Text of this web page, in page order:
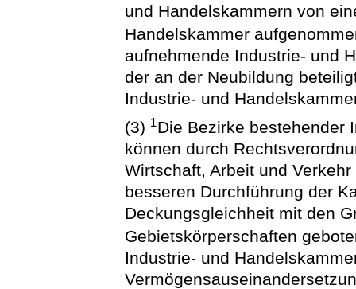
und Handelskammern von
Handelskammer
aufnehmende Industrie- und
der an der Neubildung
Industrie- und
(3) 1Die Bezirke bestehender
können durch
Wirtschaft, Arbeit und
besseren Durchführung der
Deckungsgleichheit mit den
Gebietskörperschaften
Industrie- und